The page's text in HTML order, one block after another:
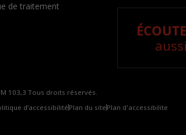
de traitement
103,3 Tous droits réservés.
d’accessibilité Plan du site Plan d'accessibilite